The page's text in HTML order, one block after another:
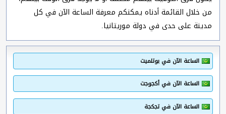
من خلال القائمة أدناه يمكنكم معرفة الساعة الآن في كل
مدينة على حدى في دولة موريتانيا.
الساعة الآن في بوتلميت
الساعة الآن في أكجوجت
الساعة الآن في تجكجة